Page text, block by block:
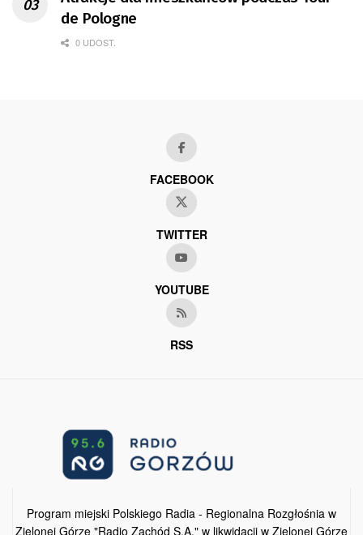
de Pologne
0 UDOST.
FACEBOOK
TWITTER
YOUTUBE
RSS
Program miejski Polskiego Radia - Regionalna Rozgłośnia w
Zielonej Górze "Radio Zachód S.A." w likwidacji w Zielonej Górze